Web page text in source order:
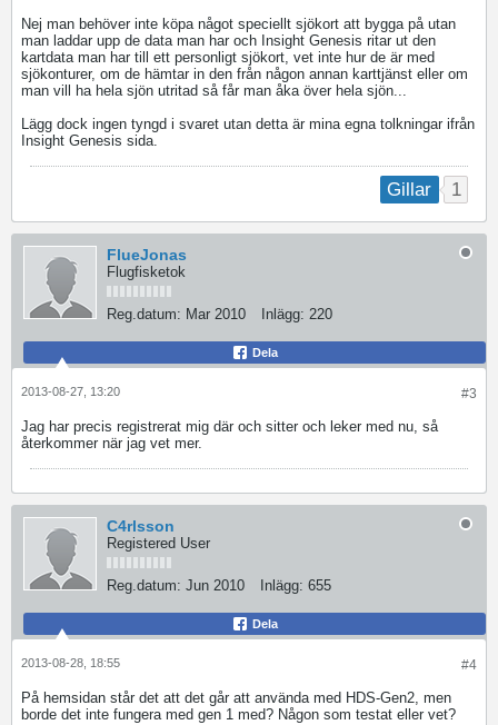
Nej man behöver inte köpa något speciellt sjökort att bygga på utan
man laddar upp de data man har och Insight Genesis ritar ut den
kartdata man har till ett personligt sjökort, vet inte hur de är med
sjökonturer, om de hämtar in den från någon annan karttjänst eller om
man vill ha hela sjön utritad så får man åka över hela sjön...
Lägg dock ingen tyngd i svaret utan detta är mina egna tolkningar ifrån
Insight Genesis sida.
Gillar 1
FlueJonas
Flugfisketok
Reg.datum: Mar 2010 Inlägg: 220
Dela
#3
2013-08-27, 13:20
Jag har precis registrerat mig där och sitter och leker med nu, så
återkommer när jag vet mer.
C4rlsson
Registered User
Reg.datum: Jun 2010 Inlägg: 655
Dela
#4
2013-08-28, 18:55
På hemsidan står det att det går att använda med HDS-Gen2, men
borde det inte fungera med gen 1 med? Någon som testat eller vet?